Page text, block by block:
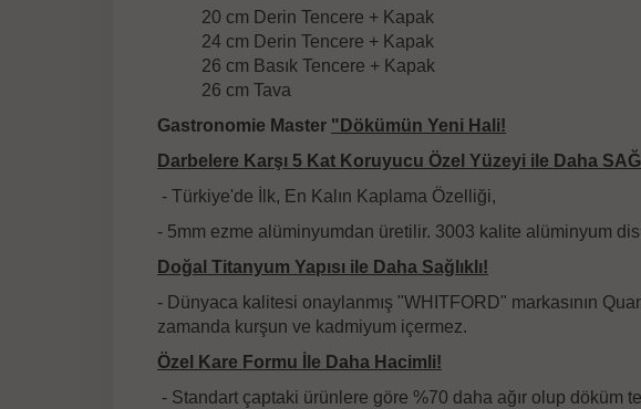
20 cm Derin Tencere + Kapak
24 cm Derin Tencere + Kapak
26 cm Basık Tencere + Kapak
26 cm Tava
Gastronomie Master "Dökümün Yeni Hali!
Darbelere Karşı 5 Kat Koruyucu Özel Yüzeyi ile Daha
- Türkiye'de İlk, En Kalın Kaplama Özelliği,
- 5mm ezme alüminyumdan üretilir. 3003 kalite alüminyum
Doğal Titanyum Yapısı ile Daha Sağlıklı!
- Dünyaca kalitesi onaylanmış "WHITFORD" markasının
zamanda kurşun ve kadmiyum içermez.
Özel Kare Formu İle Daha Hacimli!
- Standart çaptaki ürünlere göre %70 daha ağır olup döküm